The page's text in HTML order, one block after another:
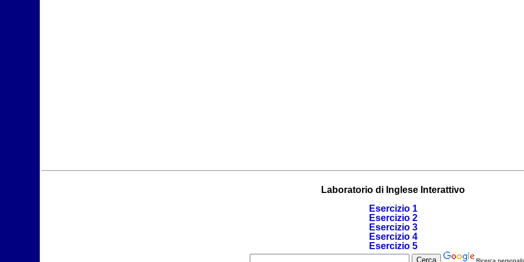
Laboratorio di Inglese Interattivo
Esercizio 1
Esercizio 2
Esercizio 3
Esercizio 4
Esercizio 5
Ricerca